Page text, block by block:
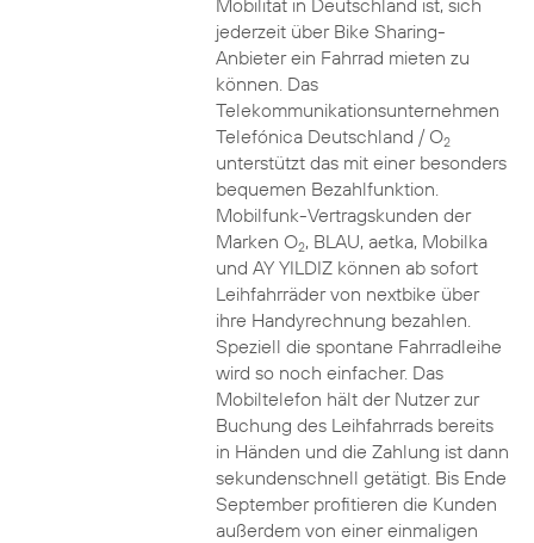
Mobilität in Deutschland ist, sich
jederzeit über Bike Sharing-
Anbieter ein Fahrrad mieten zu
können. Das
Telekommunikationsunternehmen
Telefónica Deutschland / O2
unterstützt das mit einer besonders
bequemen Bezahlfunktion.
Mobilfunk-Vertragskunden der
Marken O2, BLAU, aetka, Mobilka
und AY YILDIZ können ab sofort
Leihfahrräder von nextbike über
ihre Handyrechnung bezahlen.
Speziell die spontane Fahrradleihe
wird so noch einfacher. Das
Mobiltelefon hält der Nutzer zur
Buchung des Leihfahrrads bereits
in Händen und die Zahlung ist dann
sekundenschnell getätigt. Bis Ende
September profitieren die Kunden
außerdem von einer einmaligen